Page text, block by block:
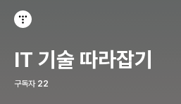
IT 기술 따라잡기
구독자 22